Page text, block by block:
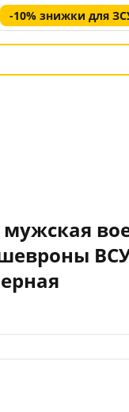
-10% знижки для